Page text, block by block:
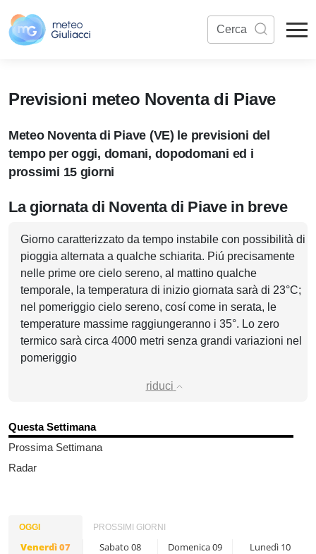
Previsioni meteo Noventa di Piave
Meteo Noventa di Piave (VE) le previsioni del
tempo per oggi, domani, dopodomani ed i
prossimi 15 giorni
La giornata di Noventa di Piave in breve
Giorno caratterizzato da tempo instabile con possibilità di
pioggia alternata a qualche schiarita. Piú precisamente
nelle prime ore cielo sereno, al mattino qualche
temporale, la temperatura di inizio giornata sarà di 23°C;
nel pomeriggio cielo sereno, cosí come in serata, le
temperature massime raggiungeranno i 35°. Lo zero
termico sarà circa 4000 metri senza grandi variazioni nel
pomeriggio
riduci
Questa Settimana
Prossima Settimana
Radar
OGGI PROSSIMI GIORNI
Venerdì 07 Sabato 08 Domenica 09 Lunedì 10